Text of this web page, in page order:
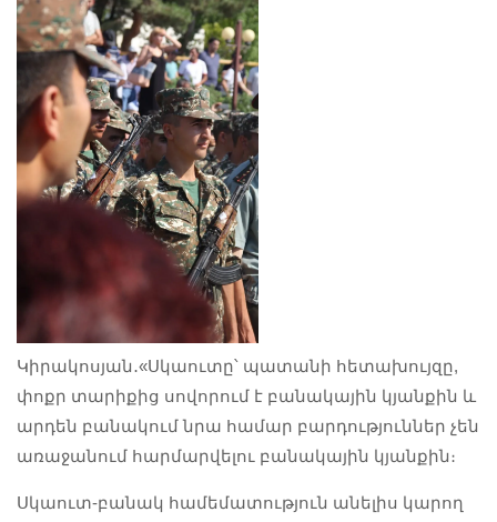
Կիրակոսյան․«Սկաուտը՝ պատանի հետախույզը,
փոքր տարիքից սովորում է բանակային կյանքին և
արդեն բանակում նրա համար բարդություններ չեն
առաջանում հարմարվելու բանակային կյանքին։
Սկաուտ-բանակ համեմատություն անելիս կարող